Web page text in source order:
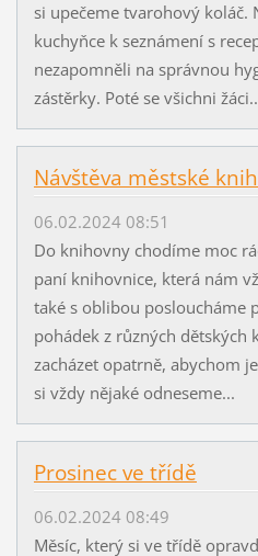
si upečeme tvarohový koláč.
kuchyňce k seznámení s
nezapomněli na správnou
zástěrky. Poté se všichni
Návštěva městské
06.02.2024 08:51
Do knihovny chodíme moc
paní knihovnice, která nám
také s oblibou posloucháme
pohádek z různých dětských
zacházet opatrně, abychom
si vždy nějaké odneseme...
Prosinec ve třídě
06.02.2024 08:49
Měsíc, který si ve třídě